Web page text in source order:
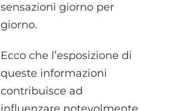
sensazioni giorno per
giorno.
Ecco che l’esposizione di
queste informazioni
contribuisce ad